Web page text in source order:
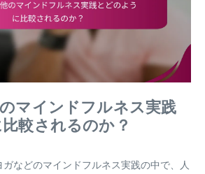
マインドフルネス実践
較されるのか？
などのマインドフルネス実践の中で、人